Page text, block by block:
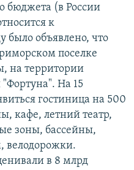
бюджета (в России
к
было объявлено, что
поселке
на территории
"Фортуна". На 15
гостиница на 500
кафе, летний театр,
зоны, бассейны,
велодорожки.
в 8 млрд